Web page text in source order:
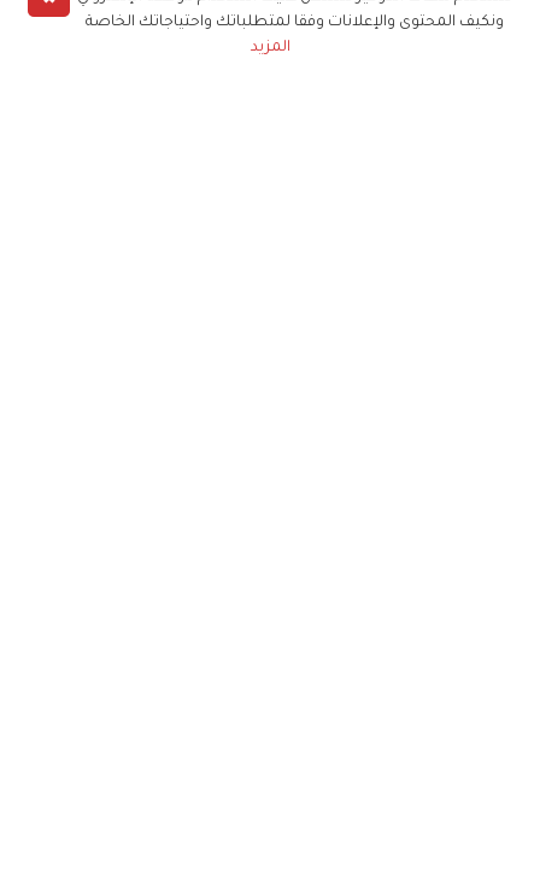
ونكيف المحتوى والإعلانات وفقا لمتطلباتك واحتياجاتك الخاصة
المزيد